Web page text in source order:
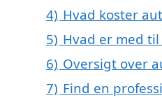
4) Hvad koster
5) Hvad er med
6) Oversigt over
7) Find en